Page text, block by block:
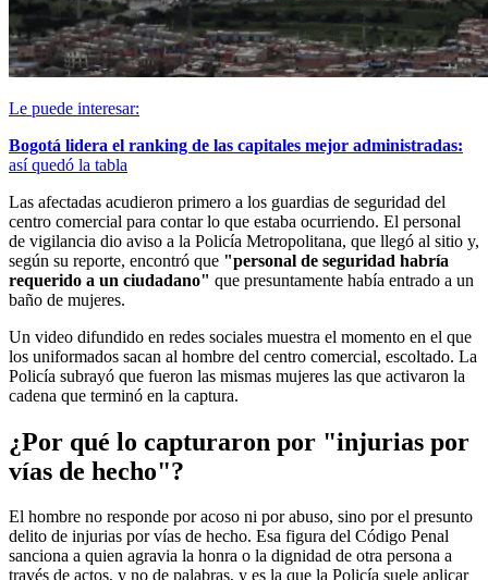
Le puede interesar:
Bogotá lidera el ranking de las capitales mejor administradas:
así quedó la tabla
Las afectadas acudieron primero a los guardias de seguridad del
centro comercial para contar lo que estaba ocurriendo. El personal
de vigilancia dio aviso a la Policía Metropolitana, que llegó al sitio y,
según su reporte, encontró que "personal de seguridad habría
requerido a un ciudadano" que presuntamente había entrado a un
baño de mujeres.
Un video difundido en redes sociales muestra el momento en el que
los uniformados sacan al hombre del centro comercial, escoltado. La
Policía subrayó que fueron las mismas mujeres las que activaron la
cadena que terminó en la captura.
¿Por qué lo capturaron por "injurias por
vías de hecho"?
El hombre no responde por acoso ni por abuso, sino por el presunto
delito de injurias por vías de hecho. Esa figura del Código Penal
sanciona a quien agravia la honra o la dignidad de otra persona a
través de actos, y no de palabras, y es la que la Policía suele aplicar